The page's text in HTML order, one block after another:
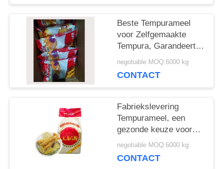
PRIVACYBELEID
Beste Tempurameel
voor Zelfgemaakte
Tempura, Garandeert
een Knapperige
Perfect Gegaarde
negotiable MOQ:6000 kg
CONTACT
Fabriekslevering
Tempurameel, een
gezonde keuze voor
het creëren van lichte,
gefrituurde gerechten​
negotiable MOQ:6000 kg
CONTACT